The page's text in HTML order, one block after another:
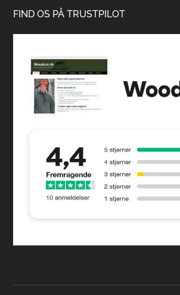
FIND OS PÅ TRUSTPILOT